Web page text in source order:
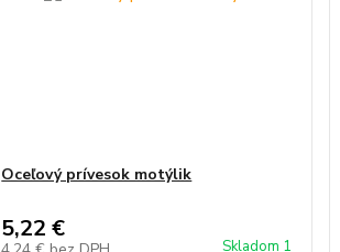
Oceľový prívesok motýlik
5,22 €
Skladom 1